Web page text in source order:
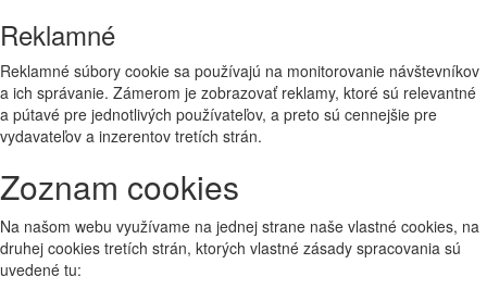
Reklamné
Reklamné súbory cookie sa používajú na monitorovanie návštevníkov
a ich správanie. Zámerom je zobrazovať reklamy, ktoré sú relevantné
a pútavé pre jednotlivých používateľov, a preto sú cennejšie pre
vydavateľov a inzerentov tretích strán.
Zoznam cookies
Na našom webu využívame na jednej strane naše vlastné cookies, na
druhej cookies tretích strán, ktorých vlastné zásady spracovania sú
uvedené tu: